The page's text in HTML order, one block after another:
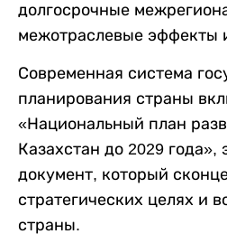
долгосрочные
межотраслевые эффекты
Современная система
планирования страны
«Национальный план
Казахстан до 2029 года»,
документ, который
стратегических целях и
страны.